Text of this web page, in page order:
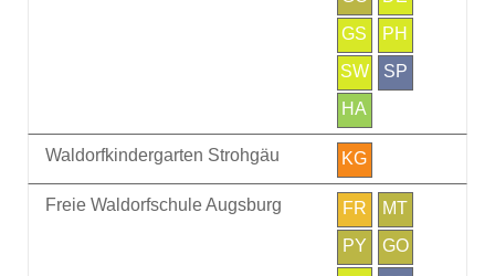
GS
PH
SW
SP
HA
Waldorfkindergarten Strohgäu KG
Freie Waldorfschule Augsburg FR
MT
PY
GO